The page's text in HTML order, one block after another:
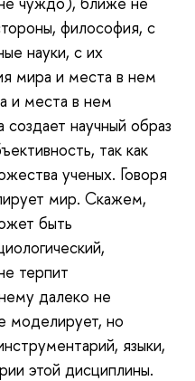
философия, с
науки, с их
мира и места в нем
и места в нем
научный образ
так как
ученых. Говоря
мир. Скажем,
быть
терпит
далеко не
моделирует, но
языки,
этой дисциплины.